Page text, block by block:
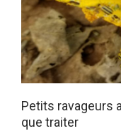
Petits ravageurs
que traiter